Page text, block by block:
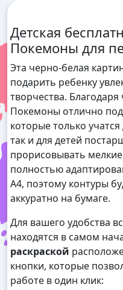
Детская
Покемоны для
Эта черно-белая
подарить ребенку
творчества. Благодаря
Покемоны отлично
которые только
так и для детей
прорисовывать
полностью
А4, поэтому контуры
аккуратно на бумаге.
Для вашего удобства
находятся в самом
раскраской
кнопки, которые
работе в один клик: